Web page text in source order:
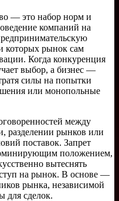
— это набор норм и
компаний на
которых рынок сам
Когда конкуренция
выбор, а бизнес —
силы на попытки
или монопольные
между
разделении рынков или
поставок. Запрет
положением,
вытеснять
на рынок. В основе —
рынка, независимой
для сделок.